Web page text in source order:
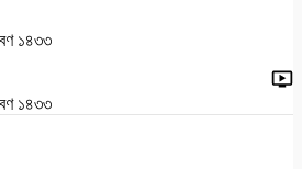
১৪৩৩
১৪৩৩